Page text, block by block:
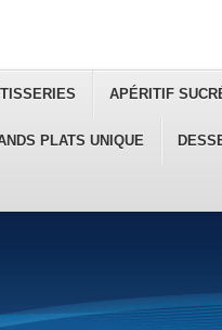
APÉRITIF
PLATS UNIQUE